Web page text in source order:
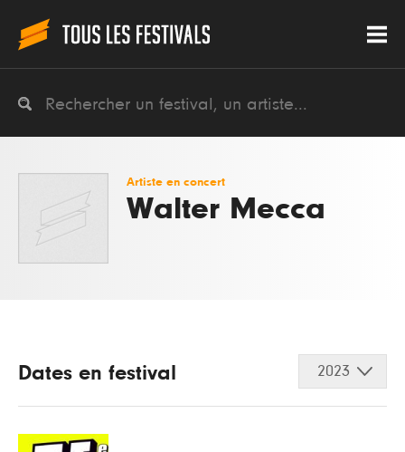
Artiste en concert
Walter Mecca
Dates en festival 2023